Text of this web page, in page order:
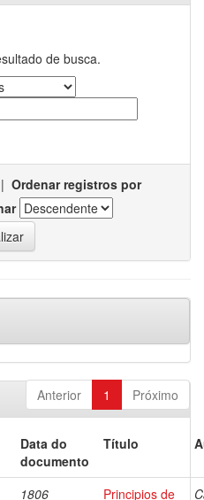
de busca.
| Ordenar registros por
Anterior 1 Próximo
Data do
documento
Título
1806
Principios de